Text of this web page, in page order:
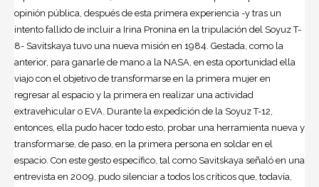
opinión pública, después de esta primera experiencia -y tras un
intento fallido de incluir a Irina Pronina en la tripulación del Soyuz T-
8- Savitskaya tuvo una nueva misión en 1984. Gestada, como la
anterior, para ganarle de mano a la NASA, en esta oportunidad ella
viajo con el objetivo de transformarse en la primera mujer en
regresar al espacio y la primera en realizar una actividad
extravehicular o EVA. Durante la expedición de la Soyuz T-12,
entonces, ella pudo hacer todo esto, probar una herramienta nueva y
transformarse, de paso, en la primera persona en soldar en el
espacio. Con este gesto específico, tal como Savitskaya señaló en una
entrevista en 2009, pudo silenciar a todos los críticos que, todavía,